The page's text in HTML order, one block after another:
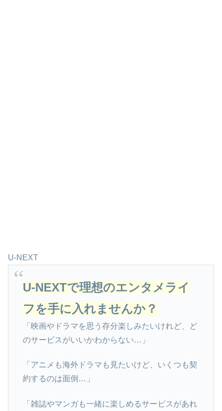
U-NEXT
U-NEXTで理想のエンタメライ
フを手に入れませんか？
「映画やドラマを思う存分楽しみたいけれど、ど
のサービスがいいかわからない…」
「アニメも海外ドラマも見たいけど、いくつも契
約するのは面倒…」
「雑誌やマンガも一緒に楽しめるサービスがあれ